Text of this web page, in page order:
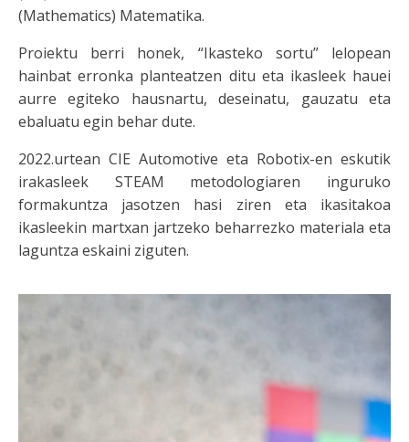
(Mathematics) Matematika.
Proiektu berri honek, “Ikasteko sortu” lelopean
hainbat erronka planteatzen ditu eta ikasleek hauei
aurre egiteko hausnartu, deseinatu, gauzatu eta
ebaluatu egin behar dute.
2022.urtean CIE Automotive eta Robotix-en eskutik
irakasleek STEAM metodologiaren inguruko
formakuntza jasotzen hasi ziren eta ikasitakoa
ikasleekin martxan jartzeko beharrezko materiala eta
laguntza eskaini ziguten.